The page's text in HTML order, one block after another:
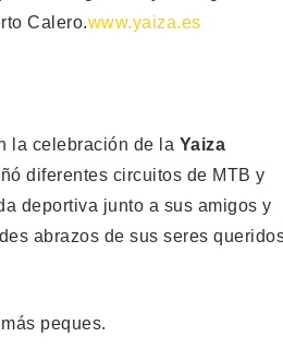
Calero.www.yaiza.es
la celebración de la Yaiza
diferentes circuitos de MTB y
deportiva junto a sus amigos y
abrazos de sus seres
peques.